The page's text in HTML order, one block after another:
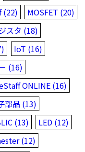
(22)
MOSFET (20)
スタ (18)
IoT (16)
(16)
ONLINE (16)
部品 (13)
(13)
LED (12)
(12)